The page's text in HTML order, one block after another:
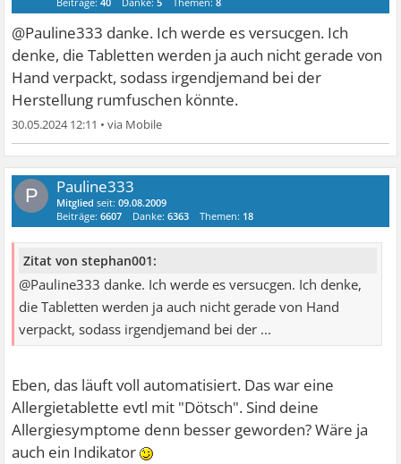
@Pauline333 danke. Ich werde es versucgen. Ich
denke, die Tabletten werden ja auch nicht gerade von
Hand verpackt, sodass irgendjemand bei der
Herstellung rumfuschen könnte.
30.05.2024 12:11 •
P Pauline333
Mitglied seit:09.08.2009
Beiträge:6607 Danke:6363 Themen: 18
Zitat von stephan001:
@Pauline333 danke. Ich werde es versucgen. Ich denke,
die Tabletten werden ja auch nicht gerade von Hand
verpackt, sodass irgendjemand bei der ...
Eben, das läuft voll automatisiert. Das war eine
Allergietablette evtl mit "Dötsch". Sind deine
Allergiesymptome denn besser geworden? Wäre ja
auch ein Indikator